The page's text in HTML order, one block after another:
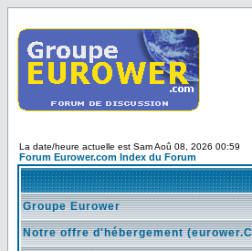
La date/heure actuelle est Sam Aoû 08, 2026 00:59
Forum Eurower.com Index du Forum
Groupe Eurower
Notre offre d'hébergement